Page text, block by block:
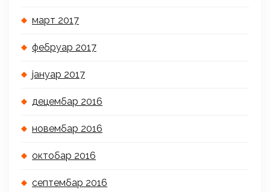
март 2017
фебруар 2017
јануар 2017
децембар 2016
новембар 2016
октобар 2016
септембар 2016